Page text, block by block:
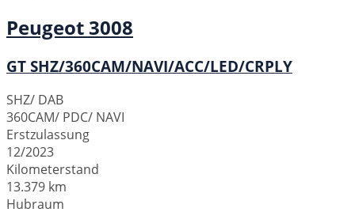
Peugeot 3008
GT SHZ/360CAM/NAVI/ACC/LED/CRPLY
SHZ/ DAB
360CAM/ PDC/ NAVI
Erstzulassung
12/2023
Kilometerstand
13.379 km
Hubraum